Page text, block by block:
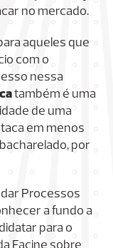
no mercado.
aqueles que
com o
nessa
também é uma
de uma
em menos
por
Processos
a fundo a
para o
Facine sobre